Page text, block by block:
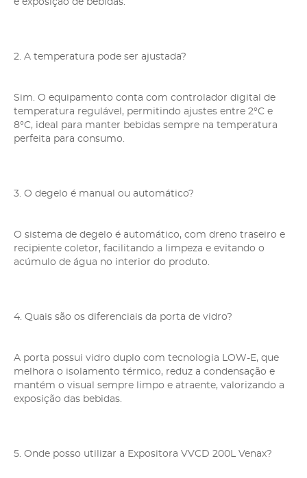
e exposição de bebidas.
2. A temperatura pode ser ajustada?
Sim. O equipamento conta com controlador digital de
temperatura regulável, permitindo ajustes entre 2°C e
8°C, ideal para manter bebidas sempre na temperatura
perfeita para consumo.
3. O degelo é manual ou automático?
O sistema de degelo é automático, com dreno traseiro e
recipiente coletor, facilitando a limpeza e evitando o
acúmulo de água no interior do produto.
4. Quais são os diferenciais da porta de vidro?
A porta possui vidro duplo com tecnologia LOW-E, que
melhora o isolamento térmico, reduz a condensação e
mantém o visual sempre limpo e atraente, valorizando a
exposição das bebidas.
5. Onde posso utilizar a Expositora VVCD 200L Venax?